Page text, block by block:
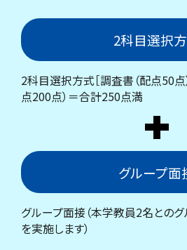
2科目選択
2科目選択方式［調査書（配点50
点200点）＝合計250点満
グループ面
グループ面接（本学教員2名とのグ
を実施します）